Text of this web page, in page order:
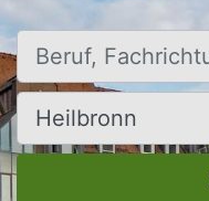
Beruf, Fachrichtung,
Ort, Stadt